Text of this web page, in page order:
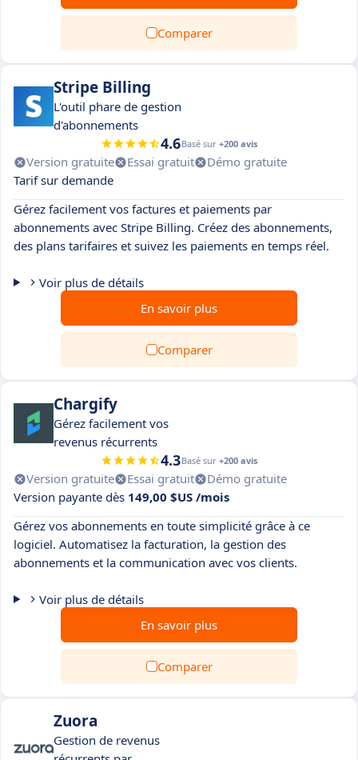
Comparer
Stripe Billing
L'outil phare de gestion
d'abonnements
4.6Basé sur +200 avis
Version gratuite Essai gratuit
Démo gratuite
Tarif sur demande
Gérez facilement vos factures et paiements par
abonnements avec Stripe Billing. Créez des abonnements,
des plans tarifaires et suivez les paiements en temps réel.
Voir plus de détails
En savoir plus
Comparer
Chargify
Gérez facilement vos
revenus récurrents
4.3Basé sur +200 avis
Version gratuite Essai gratuit
Démo gratuite
Version payante dès 149,00 $US /mois
Gérez vos abonnements en toute simplicité grâce à ce
logiciel. Automatisez la facturation, la gestion des
abonnements et la communication avec vos clients.
Voir plus de détails
En savoir plus
Comparer
Zuora
Gestion de revenus